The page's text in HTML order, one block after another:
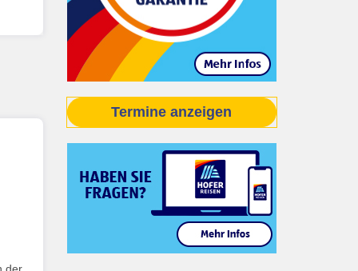
Termine anzeigen
der